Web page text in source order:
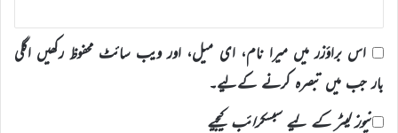
اس براؤزر میں میرا نام، ای میل، اور ویب سائٹ محفوظ رکھیں اگلی
بار جب میں تبصرہ کرنے کےلیے۔
نیوز لیٹر کے لیے سبسکرائب کیجیے